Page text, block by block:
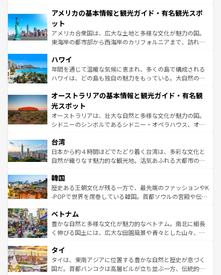
ンツ一覧を参照してほしい。
の建物がそのまま残る町や、スイスならではのユニークな
博物館もあり、アルプス観光だけでなく町歩きも満喫する
ことができる。国民の所得が高いため物価も高いが、旅行
者向けの交通パス提供のサービスもあり、うまく活用すれ
着のスイス情報は
アメリカの基本情報と観光ガイド・有名観光スポ
ット
アメリカ合衆国は、広大な土地と多様な文化が魅力の国。
東海岸の都市部から西海岸のカリフォルニアまで、訪れる
のような巨大都市は、観光、ショッピング、エンターテイ
ンメントが詰まった刺激的なスポットだ。一方、アメリカ
西部には大自然が広がり、グランドキャニオンやイエロー
部のニューオーリンズでは、音楽と美食が融合した独特の
文化が魅力。旅行者はアメリカの各地域で異なる魅力を楽
しみながら、その多様性と豊かな歴史を感じることができ
るだろう。車でのロードトリップや列車の旅も、アメリカ
情報は
ハワイ
年間を通じて温暖な気候に恵まれ、多くの島で構成される
ハワイは、どの島も独自の魅力をもっている。大自然の神
ワイ島は見逃せない。また、定番の観光地といえばオアフ
島だが、静かな自然を求めるならマウイ島やカウアイ島が
おすすめ。エメラルドグリーンに輝く海をはじめ、豊かな
文化や歴史が息づいている。「アロハスピリット」と呼ば
人々、おいしいローカルフードやハワイアンミュージッ
ク、伝統的なフラダンスなど、すべてがハワイの魅力を彩
っている。訪れるたびに新しい発見と感動が待っているハ
はコンテンツ一覧
オーストラリアの基本情報と観光ガイド・有名観
光スポット
オーストラリアは、壮大な自然と多様な文化が魅力の国。
シドニーのシンボルであるシドニー・オペラハウス、オー
リアリーフや大陸中央部にそびえるウルル（エアーズロッ
ク）、タスマニアの美しい原生林やケアンズの熱帯雨林な
ど、見どころがたくさん。また、カフェやワイン、オージ
いる。アクティビティも充実しており、サーフィンやダイ
ビング、ハイキングなど、アウトドア好きにはたまらな
い。オーストラリアの多彩な魅力を存分に味わいつくそ
参照してほしい。
台湾
日本から約４時間ほどでたどり着く台湾は、多彩な文化と
自然が織りなす魅力的な観光地。活気あふれる大都市の台
ン）、静ひつな山岳地帯である台湾東部など、都市の喧騒
と山間の静けさが共存しており、訪れる人に新しい発見と
驚きをもたらしてくれる。また、奥深い台湾の食文化も魅
容にもいいと評判のスイーツなど、バラエティ豊かな料理
が味わえる。 なお、新着の台湾情報は コンテンツ一覧を参
照してほしい。
韓国
歴史ある王朝文化が残る一方で、最先端のファッションやK
-POPで世界を席巻している韓国。首都ソウルの宮殿や伝統
き、地方に足を延ばせば四季折々の自然美を楽しむことが
できる。そして、キムチや焼肉、絶品のストリートフード
まで、さまざまな韓国料理が待っている。夜には、韓国な
リティに包まれながら、韓国の多彩な魅力を心ゆくまで味
わってみてほしい。 なお、新着の韓国情報はコンテンツ一
覧を参照してほしい。
ベトナム
豊かな自然と多様な文化が魅力的なベトナム。南北に細長
く伸びる国土には、広大な田園風景や青々とした山々、世
急速な発展と共に伝統が息づく。ハノイの古い町並みやホ
ーチミン市のフランス統治時代の建物も、独特の雰囲気を
醸し出している。また、バラエティの豊かさとおいしさで
タイ
タイは、東南アジアに位置する豊かな自然と歴史が息づく
国だ。首都バンコクは高層ビルが立ち並ぶ一方、伝統的な